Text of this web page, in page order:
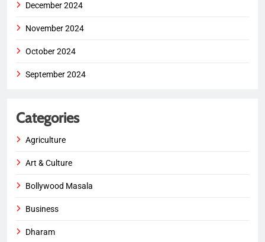
December 2024
November 2024
October 2024
September 2024
Categories
Agriculture
Art & Culture
Bollywood Masala
Business
Dharam